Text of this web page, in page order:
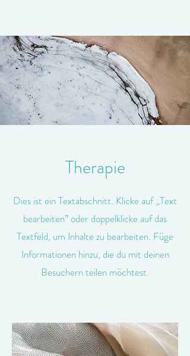
Therapie
Dies ist ein Textabschnitt. Klicke auf „Text
bearbeiten” oder doppelklicke auf das
Textfeld, um Inhalte zu bearbeiten. Füge
Informationen hinzu, die du mit deinen
Besuchern teilen möchtest.